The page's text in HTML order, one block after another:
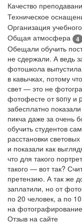
Качество
Техническое
Организация
Общая атмосфера 4
Обещали обучить
не сдержали. А ведь
фотошкола
в кавычках, потому
свет — это не
фотофесте от sony и
забесплатно
пикча даже за очень
обучить студентов
расстановки
и показали как
что для такого
такого — вот так?
претензию. А так же
заплатили, но от
по 20 человек, а по
на
Отзыв на сайте